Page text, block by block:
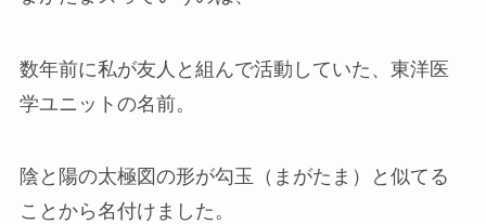
数年前に私が友人と組んで活動していた、東洋医
学ユニットの名前。
陰と陽の太極図の形が勾玉（まがたま）と似てる
ことから名付けました。